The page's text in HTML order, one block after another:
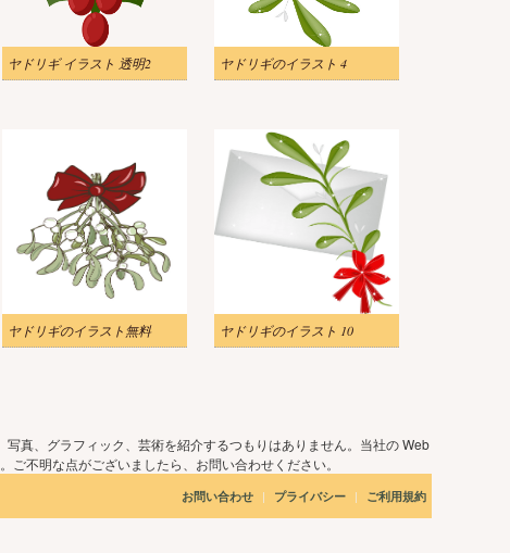
ヤドリギ イラスト 透明2 ヤドリギのイラスト 4
ヤドリギのイラスト無料 ヤドリギのイラスト 10
真、グラフィック、芸術を紹介するつもりはありません。当社の Web
不明な点がございましたら、お問い合わせください。
お問い合わせ | プライバシー | ご利用規約